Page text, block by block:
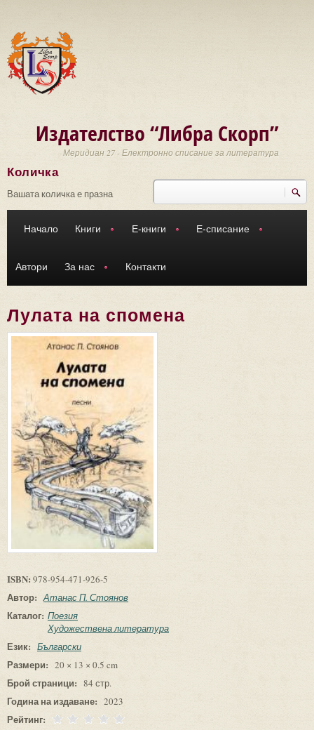
Издателство “Либра Скорп”
Меридиан 27 - Електронно списание за литература
Търси
Количка
Вашата количка е празна
Начало Книги Е-книги Е-списание
Автори За нас Контакти
Лулата на спомена
ISBN: 978-954-471-926-5
Автор: Атанас П. Стоянов
Каталог: Поезия
Художествена литература
Език: Български
Размери: 20 × 13 × 0.5 cm
Брой страници: 84 стр.
Година на издаване: 2023
Рейтинг: